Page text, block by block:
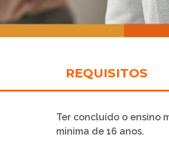
REQUISITOS
Ter concluído o ensino
minima de 16 anos.